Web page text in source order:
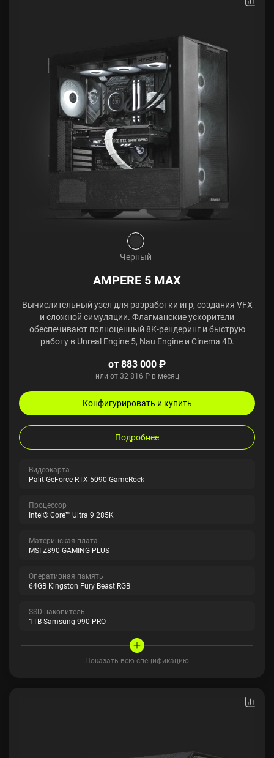
Черный
AMPERE 5 MAX
Вычислительный узел для разработки игр, создания VFX
и сложной симуляции. Флагманские ускорители
обеспечивают полноценный 8K-рендеринг и быструю
работу в Unreal Engine 5, Nau Engine и Cinema 4D.
от 883 000 ₽
или от 32 816 ₽ в месяц
Конфигурировать и купить
Подробнее
Видеокарта
Palit GeForce RTX 5090 GameRock
Процессор
Intel® Core™ Ultra 9 285K
Материнская плата
MSI Z890 GAMING PLUS
Оперативная память
64GB Kingston Fury Beast RGB
SSD накопитель
1TB Samsung 990 PRO
Показать всю спецификацию